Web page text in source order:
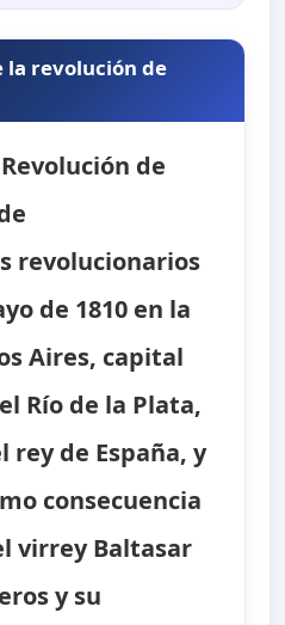
la revolución de
Revolución de
revolucionarios
de 1810 en la
Aires, capital
Río de la Plata,
de España, y
consecuencia
virrey Baltasar
y su